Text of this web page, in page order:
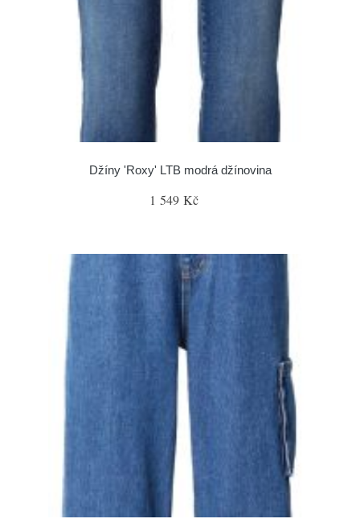
Džíny 'Roxy' LTB modrá džínovina
1 549 Kč